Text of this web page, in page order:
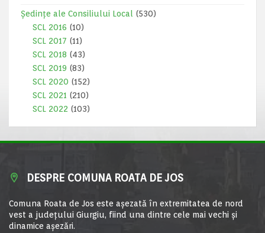
Ședințe ale Consiliului Local
(530)
SCL 2016 (10)
SCL 2017 (11)
SCL 2018 (43)
SCL 2019 (83)
SCL 2020 (152)
SCL 2021 (210)
SCL 2022 (103)
DESPRE COMUNA ROATA DE JOS
Comuna Roata de Jos este aşezată în extremitatea de nord
vest a judeţului Giurgiu, fiind una dintre cele mai vechi şi
dinamice aşezări.